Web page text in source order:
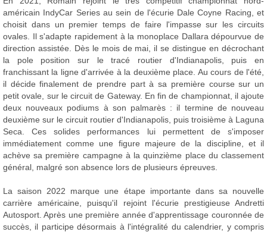
américain IndyCar Series au sein de l'écurie Dale Coyne Racing, et
choisit dans un premier temps de faire l'impasse sur les circuits
ovales. Il s'adapte rapidement à la monoplace Dallara dépourvue de
direction assistée. Dès le mois de mai, il se distingue en décrochant
la pole position sur le tracé routier d'Indianapolis, puis en
franchissant la ligne d'arrivée à la deuxième place. Au cours de l'été,
il décide finalement de prendre part à sa première course sur un
petit ovale, sur le circuit de Gateway. En fin de championnat, il ajoute
deux nouveaux podiums à son palmarès : il termine de nouveau
deuxième sur le circuit routier d'Indianapolis, puis troisième à Laguna
Seca. Ces solides performances lui permettent de s'imposer
immédiatement comme une figure majeure de la discipline, et il
achève sa première campagne à la quinzième place du classement
général, malgré son absence lors de plusieurs épreuves.
La saison 2022 marque une étape importante dans sa nouvelle
carrière américaine, puisqu'il rejoint l'écurie prestigieuse Andretti
Autosport. Après une première année d'apprentissage couronnée de
succès, il participe désormais à l'intégralité du calendrier, y compris